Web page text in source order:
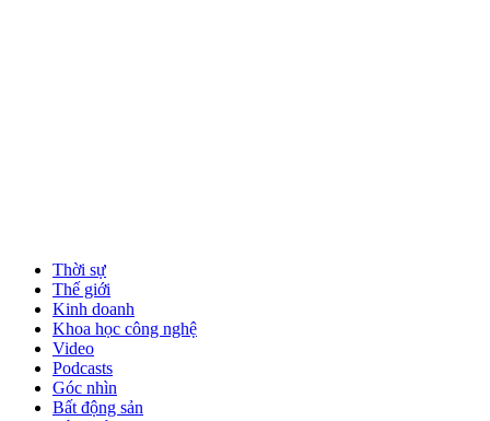
Thời sự
Thế giới
Kinh doanh
Khoa học công nghệ
Video
Podcasts
Góc nhìn
Bất động sản